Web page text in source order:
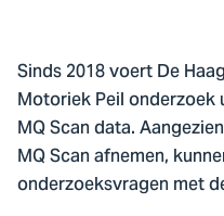
Sinds 2018 voert De
Motoriek Peil
MQ Scan data.
MQ Scan afnemen,
onderzoeksvragen met